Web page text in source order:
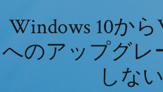
Windows 10か
へのアップグレ
しない